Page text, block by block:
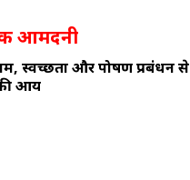
आमदनी
स्वच्छता और पोषण प्रबंधन से
आय